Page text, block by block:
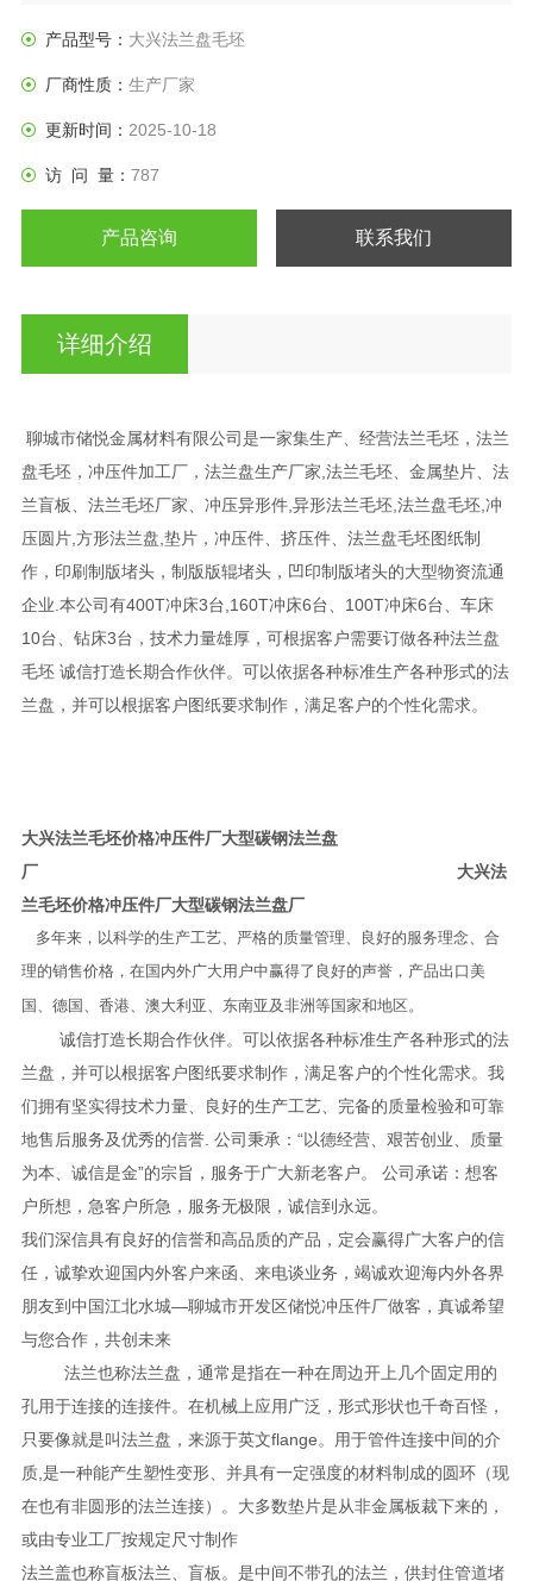
产品型号： 大兴法兰盘毛坯
厂商性质： 生产厂家
更新时间： 2025-10-18
访 问 量： 787
产品咨询 联系我们
详细介绍
聊城市储悦金属材料有限公司是一家集生产、经营法兰毛坯，法兰
盘毛坯，冲压件加工厂，法兰盘生产厂家,法兰毛坯、金属垫片、法
兰盲板、法兰毛坯厂家、冲压异形件,异形法兰毛坯,法兰盘毛坯,冲
压圆片,方形法兰盘,垫片，冲压件、挤压件、法兰盘毛坯图纸制
作，印刷制版堵头，制版版辊堵头，凹印制版堵头的大型物资流通
企业.本公司有400T冲床3台,160T冲床6台、100T冲床6台、车床
10台、钻床3台，技术力量雄厚，可根据客户需要订做各种法兰盘
毛坯 诚信打造长期合作伙伴。可以依据各种标准生产各种形式的法
兰盘，并可以根据客户图纸要求制作，满足客户的个性化需求。
大兴法兰毛坯价格冲压件厂大型碳钢法兰盘
厂
大兴法
兰毛坯价格冲压件厂大型碳钢法兰盘厂
多年来，以科学的生产工艺、严格的质量管理、良好的服务理念、合
理的销售价格，在国内外广大用户中赢得了良好的声誉，产品出口美
国、德国、香港、澳大利亚、东南亚及非洲等国家和地区。
诚信打造长期合作伙伴。可以依据各种标准生产各种形式的法
兰盘，并可以根据客户图纸要求制作，满足客户的个性化需求。我
们拥有坚实得技术力量、良好的生产工艺、完备的质量检验和可靠
地售后服务及优秀的信誉. 公司秉承：“以德经营、艰苦创业、质量
为本、诚信是金”的宗旨，服务于广大新老客户。 公司承诺：想客
户所想，急客户所急，服务无极限，诚信到永远。
我们深信具有良好的信誉和高品质的产品，定会赢得广大客户的信
任，诚挚欢迎国内外客户来函、来电谈业务，竭诚欢迎海内外各界
朋友到中国江北水城—聊城市开发区储悦冲压件厂做客，真诚希望
与您合作，共创未来
法兰也称法兰盘，通常是指在一种在周边开上几个固定用的
孔用于连接的连接件。在机械上应用广泛，形式形状也千奇百怪，
只要像就是叫法兰盘，来源于英文flange。用于管件连接中间的介
质,是一种能产生塑性变形、并具有一定强度的材料制成的圆环（现
在也有非圆形的法兰连接）。大多数垫片是从非金属板裁下来的，
或由专业工厂按规定尺寸制作
法兰盖也称盲板法兰、盲板。是中间不带孔的法兰，供封住管道堵